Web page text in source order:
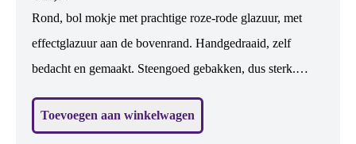
Rond, bol mokje met prachtige roze-rode glazuur, met
effectglazuur aan de bovenrand. Handgedraaid, zelf
bedacht en gemaakt. Steengoed gebakken, dus sterk.
Geschikt voor koffie en thee, maar ook leuk voor wijn,
Toevoegen aan winkelwagen